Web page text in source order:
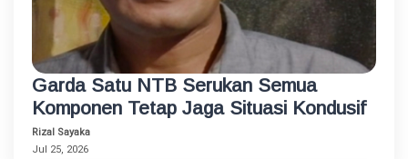
Garda Satu NTB Serukan Semua
Komponen Tetap Jaga Situasi Kondusif
Rizal Sayaka
Jul 25, 2026